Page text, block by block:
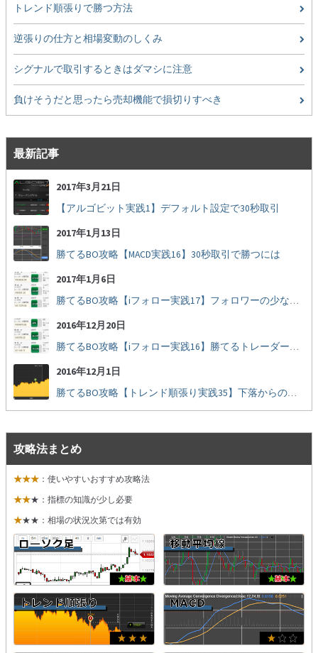
トレンド順張りで勝つ方法
逆張りの仕方と相場変動のしくみ
シグナルで取引するときはダマシに注意
負けそうだと思ったら売却機能で損切りすべき
最新記事
2017年3月21日
【アルゴビット実践1】デフォルト設定で30秒取引
2017年1月13日
勝てるBO攻略【MACD実践16】30秒取引で勝つには
2017年1月6日
勝てるBO攻略【iフォロー実践17】フォロワーの少ない人をフォローする
2016年12月20日
勝てるBO攻略【iフォロー実践16】勝てるトレーダーを見抜く
2016年12月1日
勝てるBO攻略【トレンド順張り実践35】下落からの反発を見極める
攻略法まとめ
★★★ ：使いやすいおすすめ攻略法
★★★：指標の知識が少し必要
★★★：相場の状況次第では有効